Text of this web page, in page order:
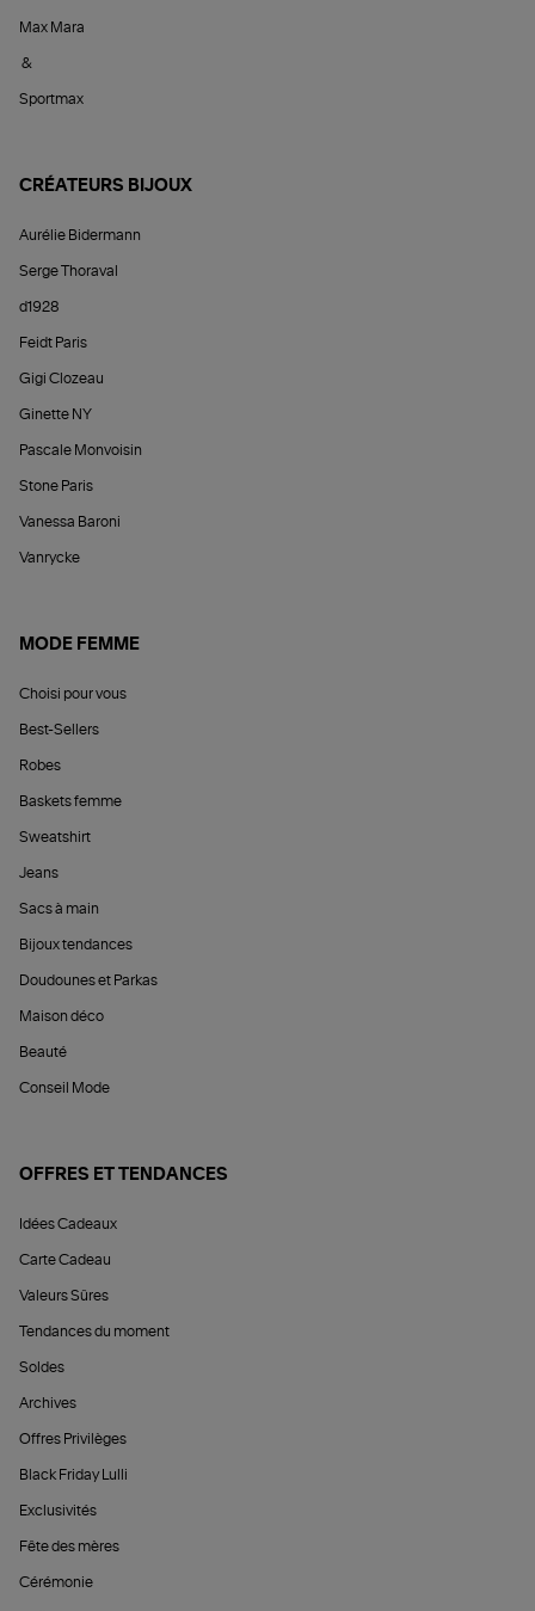
Max Mara
&
Sportmax
CRÉATEURS BIJOUX
Aurélie Bidermann
Serge Thoraval
d1928
Feidt Paris
Gigi Clozeau
Ginette NY
Pascale Monvoisin
Stone Paris
Vanessa Baroni
Vanrycke
MODE FEMME
Choisi pour vous
Best-Sellers
Robes
Baskets femme
Sweatshirt
Jeans
Sacs à main
Bijoux tendances
Doudounes et Parkas
Maison déco
Beauté
Conseil Mode
OFFRES ET TENDANCES
Idées Cadeaux
Carte Cadeau
Valeurs Sûres
Tendances du moment
Soldes
Archives
Offres Privilèges
Black Friday Lulli
Exclusivités
Fête des mères
Cérémonie